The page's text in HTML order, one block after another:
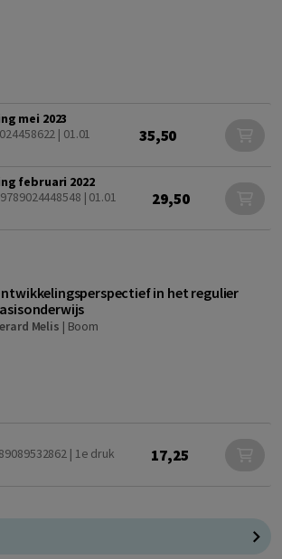
mei 2023
| 01.01
35,50
februari 2022
| 01.01
29,50
in het regulier
Melis | Boom
| 1e druk
17,25